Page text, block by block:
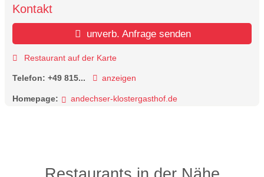
Kontakt
unverb. Anfrage senden
Restaurant auf der Karte
Telefon: +49 815... anzeigen
Homepage: andechser-klostergasthof.de